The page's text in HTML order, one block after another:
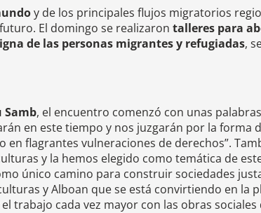
y de los principales flujos migratorios
El domingo se realizaron talleres para
de las personas migrantes y refugiadas,
Samb, el encuentro comenzó con unas
en este tiempo y nos juzgarán por la forma
flagrantes vulneraciones de derechos”.
y la hemos elegido como temática de
único camino para construir sociedades
y Alboan que se está convirtiendo en la
trabajo cada vez mayor con las obras sociales